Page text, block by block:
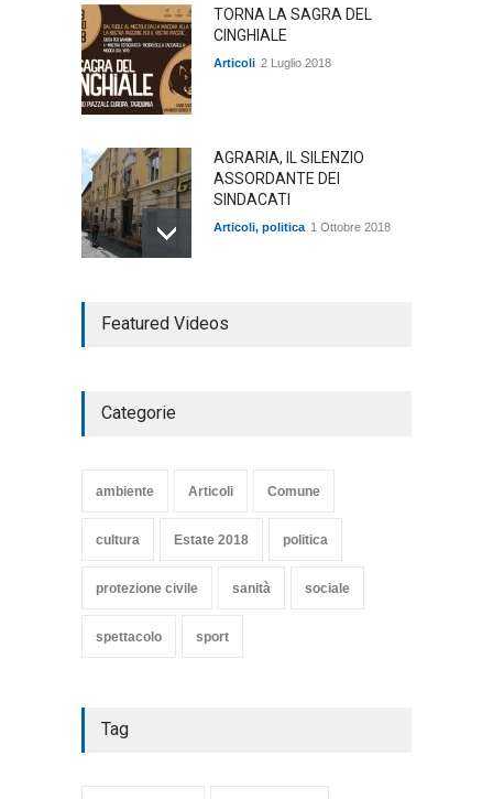
TORNA LA SAGRA DEL
CINGHIALE
Articoli 2 Luglio 2018
AGRARIA, IL SILENZIO
ASSORDANTE DEI
SINDACATI
Articoli, politica 1 Ottobre 2018
COMMEDIA"
TARQUINIA
Featured Videos
Categorie
ambiente Articoli Comune
cultura Estate 2018 politica
protezione civile sanità sociale
spettacolo sport
Tag